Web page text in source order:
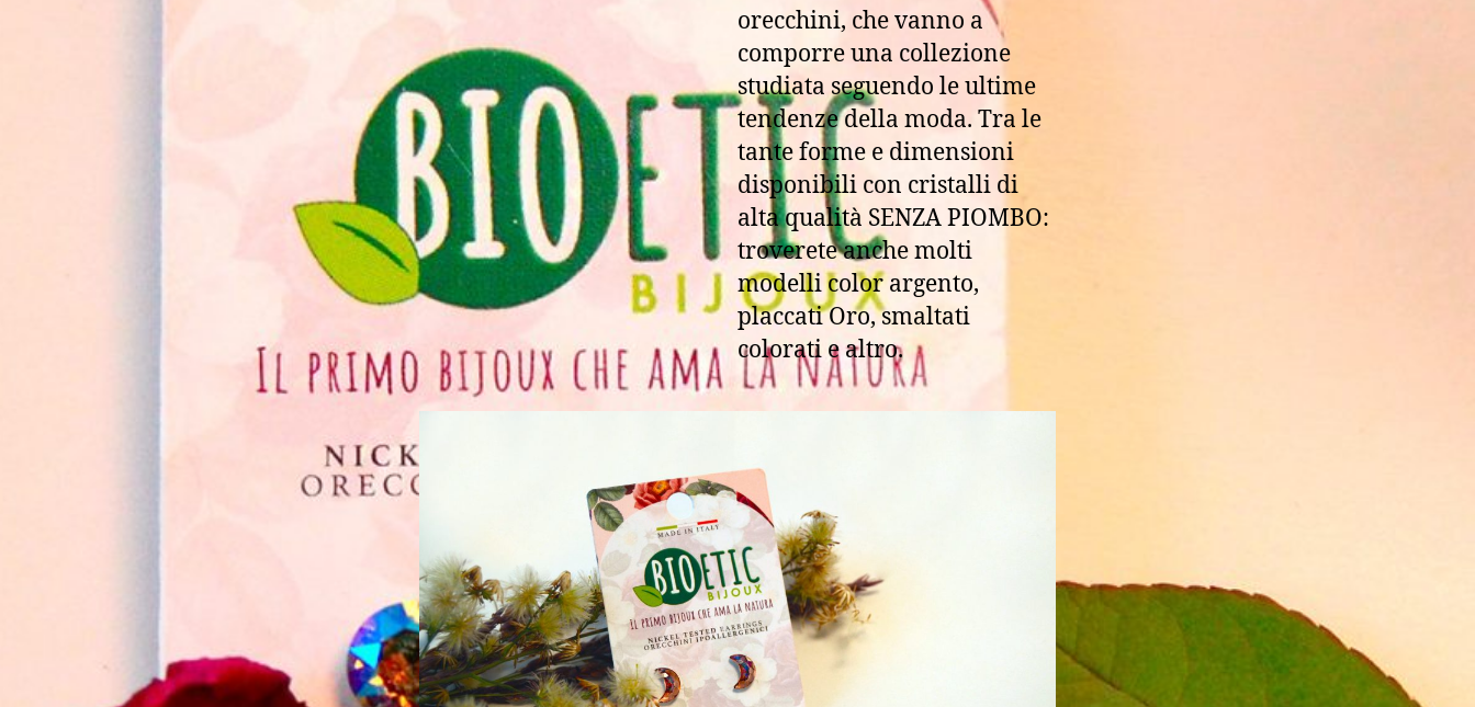
orecchini, che vanno a
comporre una collezione
studiata seguendo le ultime
tendenze della moda. Tra le
tante forme e dimensioni
disponibili con cristalli di
alta qualità SENZA PIOMBO:
troverete anche molti
modelli color argento,
placcati Oro, smaltati
colorati e altro.